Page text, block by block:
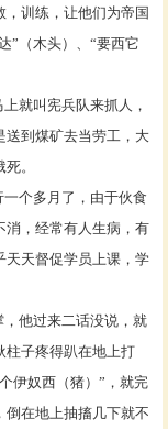
，训练，让他们为帝国
”（木头）、“要西它
就叫宪兵队来抓人，
送到煤矿去当劳工，大
。
个多月了，由于伙食
消，经常有人生病，有
天天督促学员上课，学
他过来二话没说，就
柱子疼得趴在地上打
伊奴西（猪）”，就完
倒在地上抽搐几下就不